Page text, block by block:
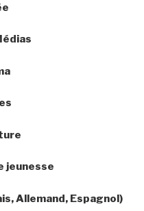
jeunesse
Allemand, Espagnol)